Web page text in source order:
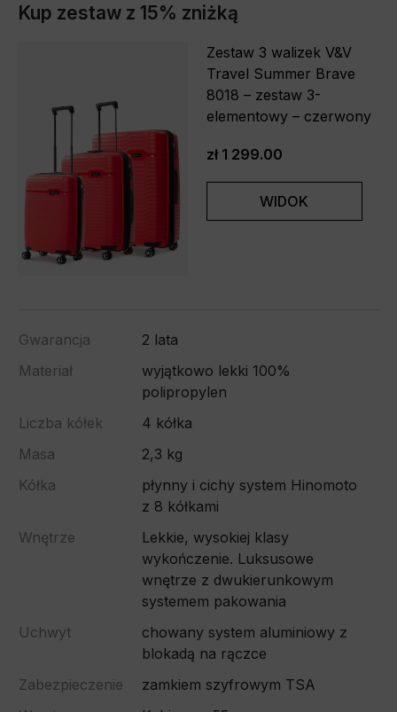
Kup zestaw z 15% zniżką
Zestaw 3 walizek V&V
Travel Summer Brave
8018 – zestaw 3-
elementowy – czerwony
zł 1 299.00
WIDOK
Gwarancja
2 lata
Materiał
wyjątkowo lekki 100%
polipropylen
Liczba kółek
4 kółka
Masa
2,3 kg
Kółka
płynny i cichy system Hinomoto
z 8 kółkami
Wnętrze
Lekkie, wysokiej klasy
wykończenie. Luksusowe
wnętrze z dwukierunkowym
systemem pakowania
Uchwyt
chowany system aluminiowy z
blokadą na rączce
Zabezpieczenie
zamkiem szyfrowym TSA